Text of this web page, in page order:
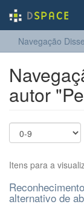
Navegação
autor
Itens para a
alternativo de